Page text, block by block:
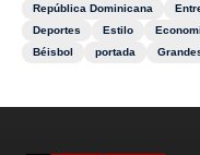
República Dominicana
Deportes
Estilo
Béisbol
portada